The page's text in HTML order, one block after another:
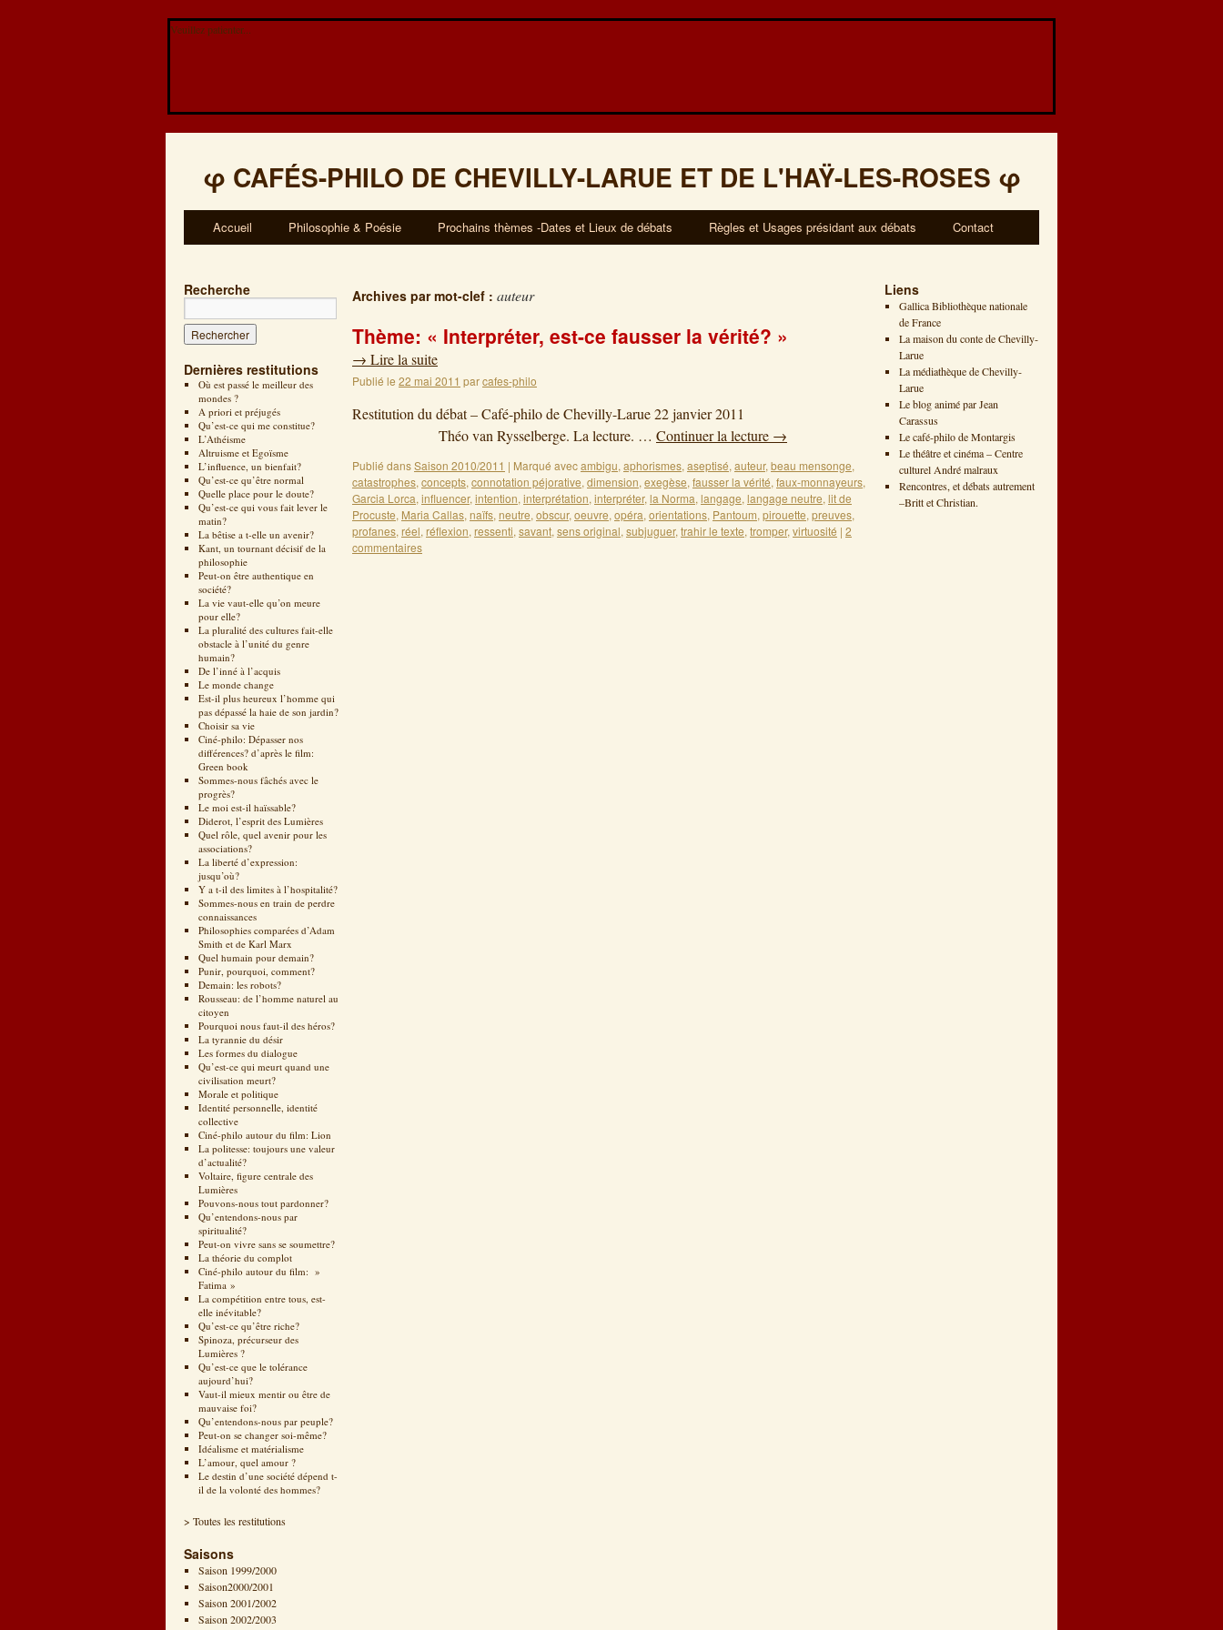
Veuillez patienter...
φ CAFÉS-PHILO DE CHEVILLY-LARUE ET DE L'HAŸ-LES-ROSES φ
Accueil Philosophie & Poésie Prochains thèmes -Dates et Lieux de débats Règles et Usages présidant aux débats Contact
Recherche
Dernières restitutions
Où est passé le meilleur des
mondes ?
A priori et préjugés
Qu’est-ce qui me constitue?
L’Athéisme
Altruisme et Egoïsme
L’influence, un bienfait?
Qu’est-ce qu’être normal
Quelle place pour le doute?
Qu’est-ce qui vous fait lever le
matin?
La bêtise a t-elle un avenir?
Kant, un tournant décisif de la
philosophie
Peut-on être authentique en
société?
La vie vaut-elle qu’on meure
pour elle?
La pluralité des cultures fait-elle
obstacle à l’unité du genre
humain?
De l’inné à l’acquis
Le monde change
Est-il plus heureux l’homme qui
pas dépassé la haie de son jardin?
Choisir sa vie
Ciné-philo: Dépasser nos
différences? d’après le film:
Green book
Sommes-nous fâchés avec le
progrès?
Le moi est-il haïssable?
Diderot, l’esprit des Lumières
Quel rôle, quel avenir pour les
associations?
La liberté d’expression:
jusqu’où?
Y a t-il des limites à l’hospitalité?
Sommes-nous en train de perdre
connaissances
Philosophies comparées d’Adam
Smith et de Karl Marx
Quel humain pour demain?
Punir, pourquoi, comment?
Demain: les robots?
Rousseau: de l’homme naturel au
citoyen
Pourquoi nous faut-il des héros?
La tyrannie du désir
Les formes du dialogue
Qu’est-ce qui meurt quand une
civilisation meurt?
Morale et politique
Identité personnelle, identité
collective
Ciné-philo autour du film: Lion
La politesse: toujours une valeur
d’actualité?
Voltaire, figure centrale des
Lumières
Pouvons-nous tout pardonner?
Qu’entendons-nous par
spiritualité?
Peut-on vivre sans se soumettre?
La théorie du complot
Ciné-philo autour du film: »
Fatima »
La compétition entre tous, est-
elle inévitable?
Qu’est-ce qu’être riche?
Spinoza, précurseur des
Lumières ?
Qu’est-ce que le tolérance
aujourd’hui?
Vaut-il mieux mentir ou être de
mauvaise foi?
Qu’entendons-nous par peuple?
Peut-on se changer soi-même?
Idéalisme et matérialisme
L’amour, quel amour ?
Le destin d’une société dépend t-
il de la volonté des hommes?
> Toutes les restitutions
Saisons
Saison 1999/2000
Saison2000/2001
Saison 2001/2002
Saison 2002/2003
Archives par mot-clef : auteur
Thème: « Interpréter, est-ce fausser la vérité? »
→ Lire la suite
Publié le 22 mai 2011 parcafes-philo
Restitution du débat – Café-philo de Chevilly-Larue 22 janvier 2011
Théo van Rysselberge. La lecture. … Continuer la lecture →
Publié dansSaison 2010/2011 | Marqué avecambigu, aphorismes, aseptisé, auteur, beau mensonge,
catastrophes, concepts, connotation péjorative, dimension, exegèse, fausser la vérité, faux-monnayeurs,
Garcia Lorca, influencer, intention, interprétation, interpréter, la Norma, langage, langage neutre, lit de
Procuste, Maria Callas, naïfs, neutre, obscur, oeuvre, opéra, orientations, Pantoum, pirouette, preuves,
profanes, réel, réflexion, ressenti, savant, sens original, subjuguer, trahir le texte, tromper, virtuosité | 2
commentaires
Liens
Gallica Bibliothèque nationale
de France
La maison du conte de Chevilly-
Larue
La médiathèque de Chevilly-
Larue
Le blog animé par Jean
Carassus
Le café-philo de Montargis
Le théâtre et cinéma – Centre
culturel André malraux
Rencontres, et débats autrement
–Britt et Christian.